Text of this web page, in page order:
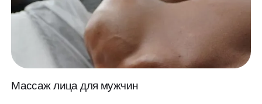
Эндокринология
Гинекология
Лазерная эпиляция
Спецпредложения
О клинике
Специалисты
Оборудование
Сертификаты
Массаж лица для мужчин